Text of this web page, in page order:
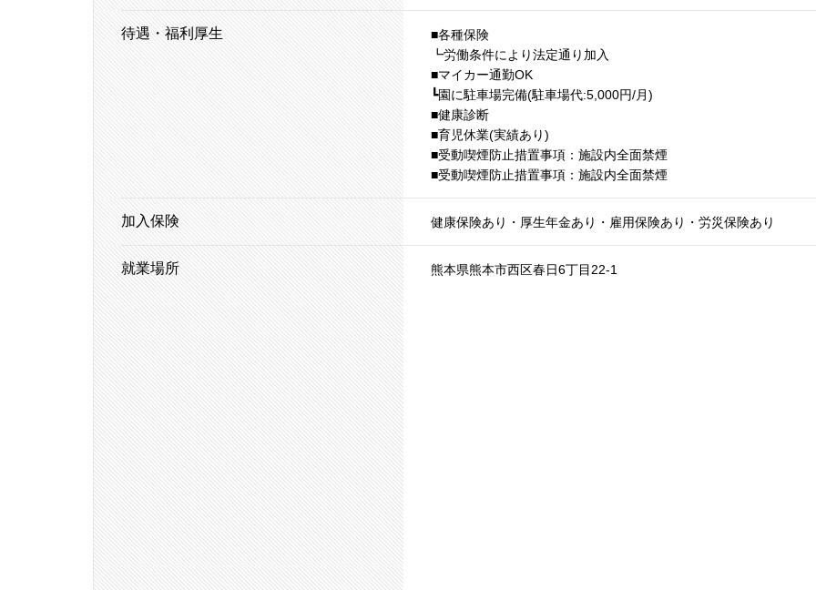
待遇・福利厚生
■各種保険
┗労働条件により法定通り加入
■マイカー通勤OK
┗園に駐車場完備(駐車場代:5,000円/月)
■健康診断
■育児休業(実績あり)
■受動喫煙防止措置事項：施設内全面禁煙
■受動喫煙防止措置事項：施設内全面禁煙
加入保険 健康保険あり・厚生年金あり・雇用保険あり・労災保険あり
就業場所 熊本県熊本市西区春日6丁目22-1